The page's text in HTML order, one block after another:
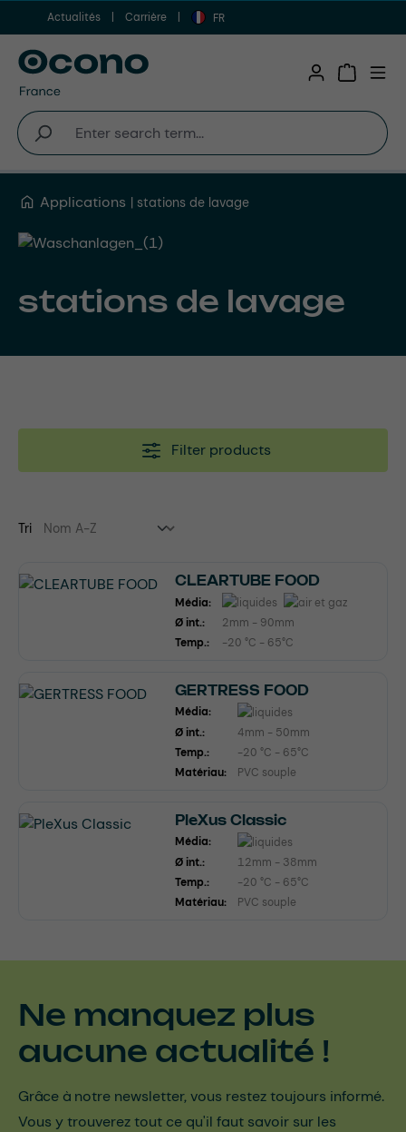
Aller au contenu principal
Actualités Carrière FR
Applications stations de lavage
stations de lavage
Filter products
Tri
CLEARTUBE FOOD
Média:
Ø int.:
2mm - 90mm
Temp.:
-20 °C - 65°C
GERTRESS FOOD
Média:
Ø int.:
4mm - 50mm
Temp.:
-20 °C - 65°C
Matériau:
PVC souple
PleXus Classic
Média:
Ø int.:
12mm - 38mm
Temp.:
-20 °C - 65°C
Matériau:
PVC souple
Ne manquez plus
aucune actualité !
Grâce à notre newsletter, vous restez toujours informé.
Vous y trouverez tout ce qu'il faut savoir sur les